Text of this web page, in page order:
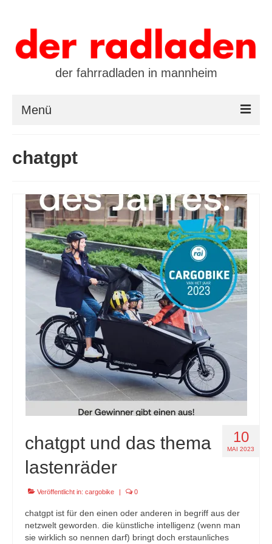
der fahrradladen in mannheim
Menü
marken
öffnungszeiten / kontakt
leasing / finanzierung
preistool
kalender
specials
tout terrain pamir / appia / belair / divide
urban arrow familynext pro / 2026 / 100nm
impressum
chatgpt
10
MAI 2023
chatgpt und das thema
lastenräder
Veröffentlicht in: cargobike | 0
chatgpt ist für den einen oder anderen in begriff aus der
netzwelt geworden. die künstliche intelligenz (wenn man
sie wirklich so nennen darf) bringt doch erstaunliches